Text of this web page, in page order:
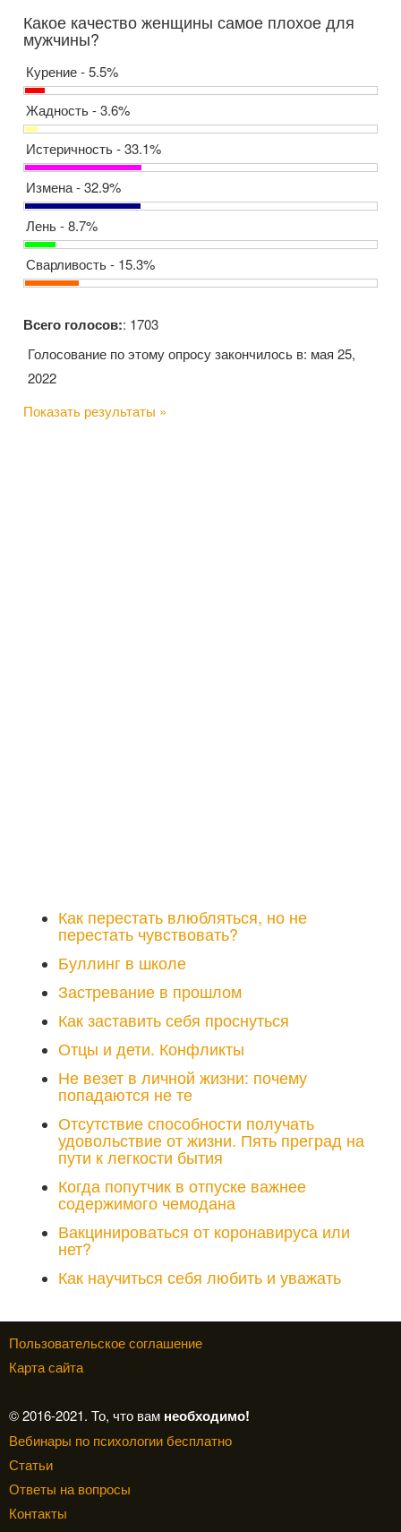
Какое качество женщины самое плохое для
мужчины?
Курение - 5.5%
Жадность - 3.6%
Истеричность - 33.1%
Измена - 32.9%
Лень - 8.7%
Сварливость - 15.3%
Всего голосов:: 1703
Голосование по этому опросу закончилось в: мая 25,
2022
Показать результаты »
Как перестать влюбляться, но не
перестать чувствовать?
Буллинг в школе
Застревание в прошлом
Как заставить себя проснуться
Отцы и дети. Конфликты
Не везет в личной жизни: почему
попадаются не те
Отсутствие способности получать
удовольствие от жизни. Пять преград на
пути к легкости бытия
Когда попутчик в отпуске важнее
содержимого чемодана
Вакцинироваться от коронавируса или
нет?
Как научиться себя любить и уважать
Пользовательское соглашение
Карта сайта
© 2016-2021. То, что вам необходимо!
Вебинары по психологии бесплатно
Статьи
Ответы на вопросы
Контакты